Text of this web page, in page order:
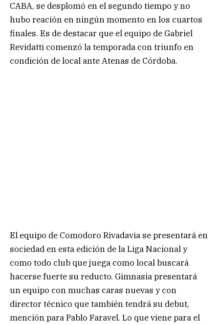
CABA, se desplomó en el segundo tiempo y no
hubo reación en ningún momento en los cuartos
finales. Es de destacar que el equipo de Gabriel
Revidatti comenzó la temporada con triunfo en
condición de local ante Atenas de Córdoba.
El equipo de Comodoro Rivadavia se presentará en
sociedad en esta edición de la Liga Nacional y
como todo club que juega como local buscará
hacerse fuerte su reducto. Gimnasia presentará
un equipo con muchas caras nuevas y con
director técnico que también tendrá su debut,
mención para Pablo Faravel. Lo que viene para el